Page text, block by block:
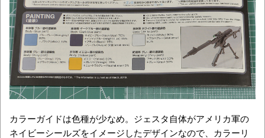
カラーガイドは色種が少なめ。ジェスタ自体がアメリカ軍の
ネイビーシールズをイメージしたデザインなので、カラーリ